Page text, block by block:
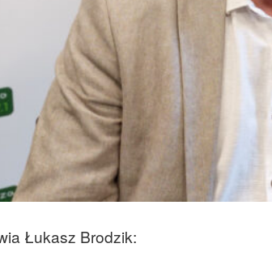
Łukasz Brodzik: